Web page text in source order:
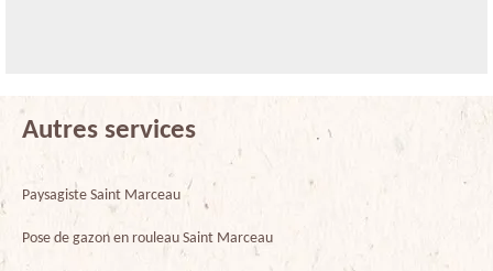
Autres services
Paysagiste Saint Marceau
Pose de gazon en rouleau Saint Marceau